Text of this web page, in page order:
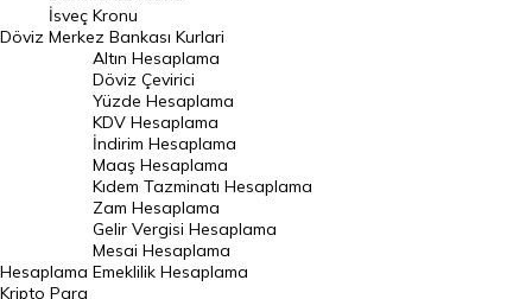
Norveç Kronu Kuru
İsveç Kronu Kuru
Japon Yeni Kuru
Serbest Piyasa Döviz Kurları
Merkez Bankası Döviz Kurları
Altın Fiyatları
Döviz
İsveç Kronu
Merkez Bankası Kurlari
Hesaplama
Altın Hesaplama
Döviz Çevirici
Yüzde Hesaplama
KDV Hesaplama
İndirim Hesaplama
Maaş Hesaplama
Kıdem Tazminatı Hesaplama
Zam Hesaplama
Gelir Vergisi Hesaplama
Mesai Hesaplama
Emeklilik Hesaplama
Kripto Para